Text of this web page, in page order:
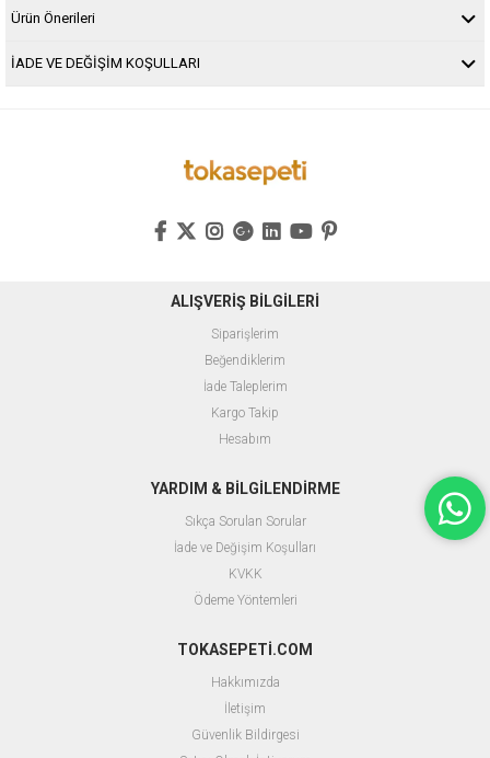
Ürün Önerileri
İADE VE DEĞİŞİM KOŞULLARI
ALIŞVERİŞ BİLGİLERİ
Siparişlerim
Beğendiklerim
İade Taleplerim
Kargo Takip
Hesabım
YARDIM & BİLGİLENDİRME
Sıkça Sorulan Sorular
İade ve Değişim Koşulları
KVKK
Ödeme Yöntemleri
TOKASEPETİ.COM
Hakkımızda
İletişim
Güvenlik Bildirgesi